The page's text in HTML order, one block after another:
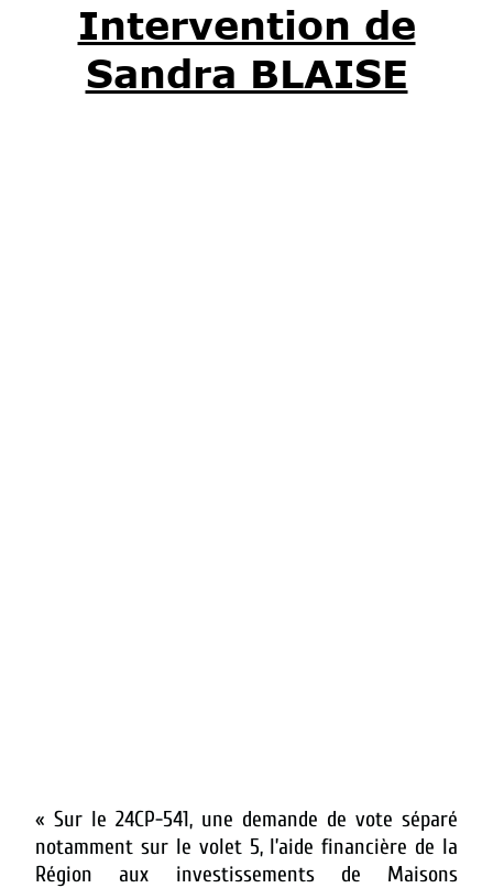
Intervention de
Sandra BLAISE
« Sur le 24CP-541, une demande de vote séparé
notamment sur le volet 5, l’aide financière de la
Région aux investissements de Maisons